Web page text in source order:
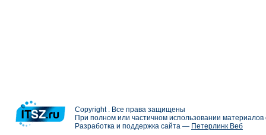
Copyright . Все права защищены
При полном или частичном использовании
Разработка и поддержка сайта — Петерлинк Веб